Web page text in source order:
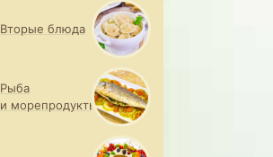
Вторые блюда
Рыба
и морепродукты